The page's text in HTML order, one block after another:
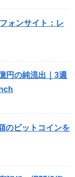
ォンサイト：レ
円の純流出｜3週
のビットコインを